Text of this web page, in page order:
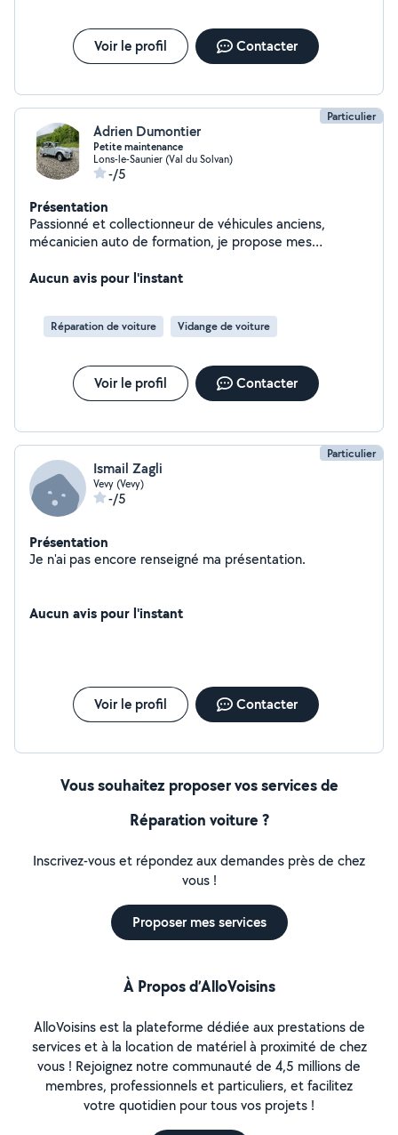
Voir le profil Contacter
Particulier
Adrien Dumontier
Petite maintenance
Lons-le-Saunier (Val du Solvan)
-/5
Présentation
Passionné et collectionneur de véhicules anciens,
mécanicien auto de formation, je propose mes
(vidanges de fluides, remplacement de filtres,
de vélos. -Nettoyage de vos pièces diverses aux
ultrasons (jusqu'à 6 litres). Ayant du matériel mais pas
trop complexes ou nécessitant beaucoup de place.
Rigoureux, j'aime le travail soigné et saurai vous dire non
si je ne sais pas où ne suis pas en mesure de faire ce
Aucun avis pour l'instant
Réparation de voiture Vidange de voiture
Voir le profil Contacter
Particulier
Ismail Zagli
Vevy (Vevy)
-/5
Présentation
Je n'ai pas encore renseigné ma présentation.
Aucun avis pour l'instant
Voir le profil Contacter
Vous souhaitez proposer vos services de
Réparation voiture ?
Inscrivez-vous et répondez aux demandes près de chez
vous !
Proposer mes services
À Propos d’AlloVoisins
AlloVoisins est la plateforme dédiée aux prestations de
services et à la location de matériel à proximité de chez
vous ! Rejoignez notre communauté de 4,5 millions de
membres, professionnels et particuliers, et facilitez
votre quotidien pour tous vos projets !